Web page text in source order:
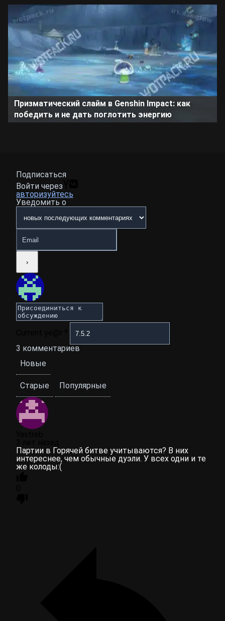
Призматический слайм в Genshin Impact: как
победить и не дать поглотить энергию
Подписаться
Войти через
авторизуйтесь
Уведомить о
3 комментариев
Новые
Старые Популярные
Партии в Горячей битве учитываются? В них
интереснее, чем обычные дуэли. У всех одни и те
же колоды:(